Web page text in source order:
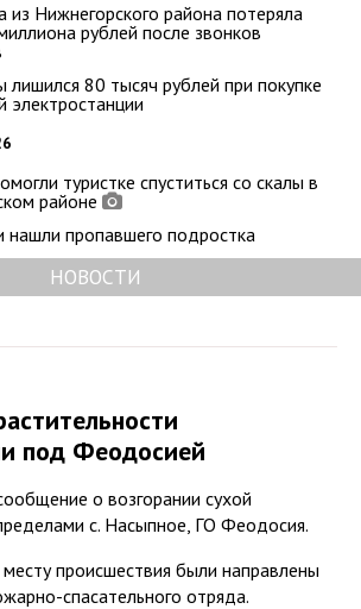
из Нижнегорского района потеряла
рублей после звонков
лишился 80 тысяч рублей при покупке
электростанции
туристке спуститься со скалы в
районе
нашли пропавшего подростка
НОВОСТИ
под Феодосией
о возгорании сухой
с. Насыпное, ГО Феодосия.
происшествия были направлены
спасательного отряда.